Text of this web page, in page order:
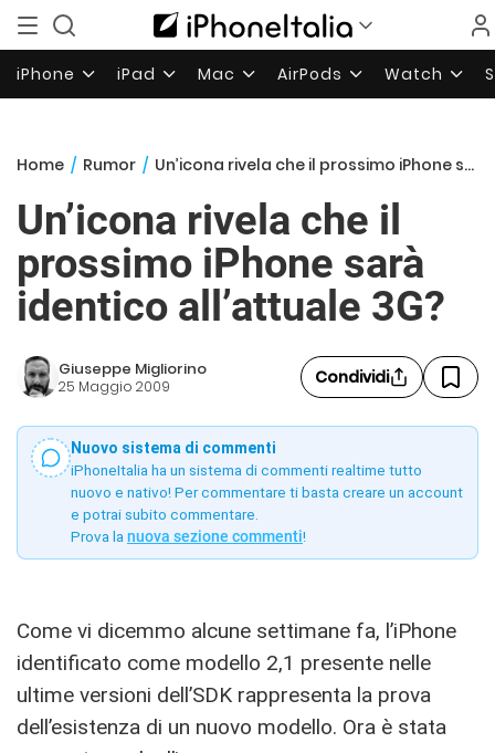
iPhone iPad Mac AirPods Watch
Home / Rumor / Un’icona rivela che il prossimo iPhone sarà identico all’attuale 3G?
Un’icona rivela che il
prossimo iPhone sarà
identico all’attuale 3G?
Giuseppe Migliorino
25 Maggio 2009 Condividi
Nuovo sistema di commenti
iPhoneItalia ha un sistema di commenti realtime tutto
nuovo e nativo! Per commentare ti basta creare un account
e potrai subito commentare.
Prova la nuova sezione commenti!
Come vi dicemmo alcune settimane fa, l’iPhone
identificato come modello 2,1 presente nelle
ultime versioni dell’SDK rappresenta la prova
dell’esistenza di un nuovo modello. Ora è stata